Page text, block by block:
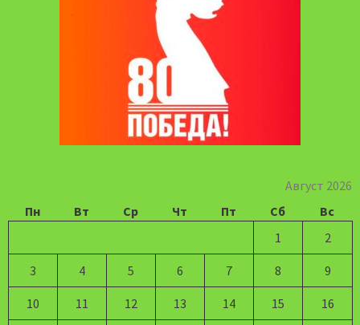
Август 2026
Пн
Вт Ср Чт Пт Сб
Вс
1
2
3 4 5 6 7 8 9
10 11 12 13 14 15 16